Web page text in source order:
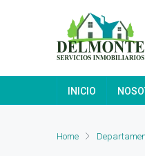
INICIO
Home